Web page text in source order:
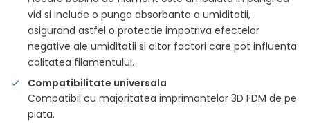
vid si include o punga absorbanta a umiditatii,
asigurand astfel o protectie impotriva efectelor
negative ale umiditatii si altor factori care pot influenta
calitatea filamentului.
Compatibilitate universala
Compatibil cu majoritatea imprimantelor 3D FDM de pe
piata.